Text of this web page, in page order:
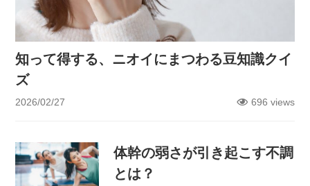
知って得する、ニオイにまつわる豆知識クイ
ズ
2026/02/27 696 views
体幹の弱さが引き起こす不調
とは？